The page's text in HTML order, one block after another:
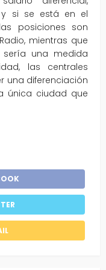
y si se está en el
posiciones son
mientras que
sería una medida
las centrales
una diferenciación
única ciudad que